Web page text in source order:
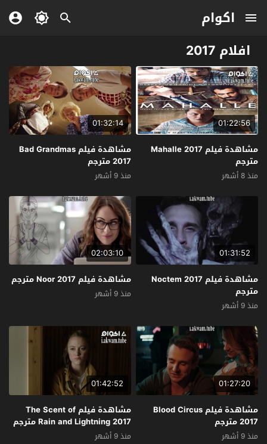
اكوام
افلام 2017
01:22:56
مشاهدة فيلم Mahalle 2017
مترجم
منذ 8 أشهر
01:32:14
مشاهدة فيلم Bad Grandmas
2017 مترجم
منذ 9 أشهر
01:31:52
مشاهدة فيلم Noctem 2017
مترجم
منذ 9 أشهر
02:03:10
مشاهدة فيلم Noor 2017 مترجم
منذ 9 أشهر
01:27:20
مشاهدة فيلم Blood Circus
2017 مترجم
منذ 9 أشهر
01:42:52
مشاهدة فيلم The Scent of
Rain and Lightning 2017 مترجم
منذ 9 أشهر